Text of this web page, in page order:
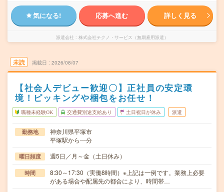
気になる! 応募へ進む 詳しく見る
派遣会社 株式会社テクノ・サービス（無期雇用派遣）
未読 掲載日 2026/08/07
【社会人デビュー歓迎〇】正社員の安定環
境！ピッキングや梱包をお任せ！
職種未経験OK 交通費別途支給あり 土日祝日が休み 派遣
勤務地
神奈川県平塚市
平塚駅から---分
曜日頻度 週5日／月～金（土日休み）
時間
8:30～17:30（実働8時間）※上記は一例です。業務上必要
がある場合や配属先の都合により、時間帯…